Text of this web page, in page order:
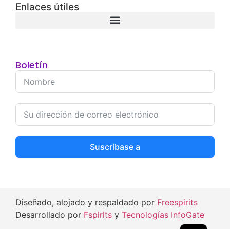
Enlaces útiles
Boletín
Suscríbase a
Diseñado, alojado y respaldado por Freespirits
Desarrollado por Fspirits y Tecnologías InfoGate